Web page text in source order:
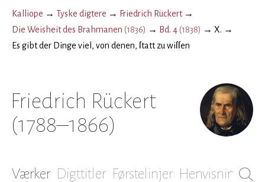
Kalliope → Tyske digtere → Friedrich Rückert→
Die Weisheit des Brahmanen (1836) → Bd. 4(1838) → X. →
Es gibt der Dinge viel, von denen, ſtatt zu wiſſen
Friedrich Rückert
(1788–1866)
Værker Digttitler Førstelinjer Henvisninger